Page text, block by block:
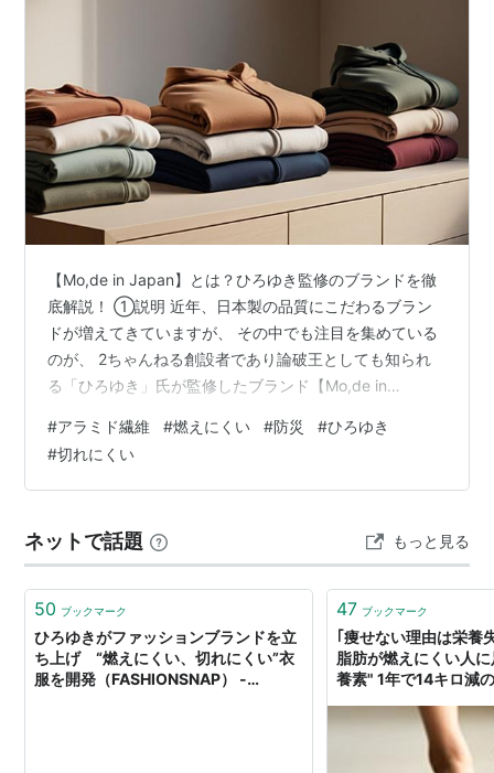
【Mo,de in Japan】とは？ひろゆき監修のブランドを徹
底解説！ ①説明 近年、日本製の品質にこだわるブラン
ドが増えてきていますが、 その中でも注目を集めている
のが、 2ちゃんねる創設者であり論破王としても知られ
る「ひろゆき」氏が監修したブランド【Mo,de in
性を兼ね備えたアイテムを 展開しており、デザイン、機
能性、そしてコストパフォーマンスのバランスが絶妙で
す。 本記事では、【Mo,de in Japan】の特徴や使い方、
②【Mo,de in Japan】の特徴 1. 日本の職…
#アラミド繊維 #燃えにくい #防災 #ひろゆき
#切れにくい
ネットで話題 もっと見る
50 ブックマーク
ひろゆきがファッションブランドを立
ち上げ “燃えにくい、切れにくい”衣
服を開発（FASHIONSNAP） -
47 ブックマーク
｢痩せない理由は栄養
脂肪が燃えにくい人
養素" 1年で14キロ減